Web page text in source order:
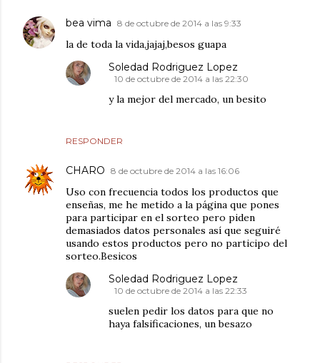
bea vima 8 de octubre de 2014 a las 9:33
la de toda la vida,jajaj,besos guapa
RESPONDER
Soledad Rodriguez Lopez
10 de octubre de 2014 a las 22:30
y la mejor del mercado, un besito
CHARO 8 de octubre de 2014 a las 16:06
Uso con frecuencia todos los productos que
enseñas, me he metido a la página que pones
para participar en el sorteo pero piden
demasiados datos personales así que seguiré
usando estos productos pero no participo del
sorteo.Besicos
Soledad Rodriguez Lopez
10 de octubre de 2014 a las 22:33
suelen pedir los datos para que no
haya falsificaciones, un besazo